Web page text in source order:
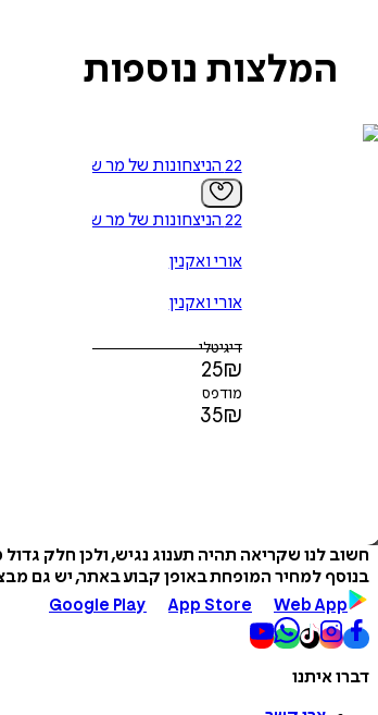
המלצות נוספות
22 הניצחונות של מר שטיין
22 הניצחונות של מר שטיין
אורי ואקנין
אורי ואקנין
דיגיטלי
25₪
מודפס
35₪
חשוב לנו שקריאה תהיה תענוג נגיש, ולכן חלק
בנוסף למחיר המופחת באופן קבוע באתר, יש גם
Google Play
App Store Web App
דברו איתנו